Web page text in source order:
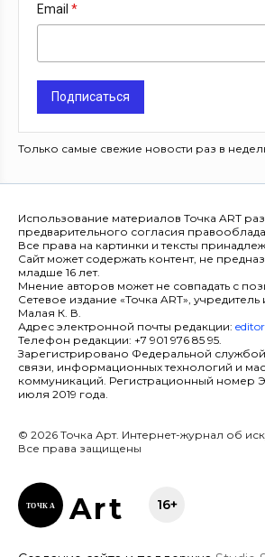
Email
Подписаться
Только самые свежие новости раз в
Использование материалов Точка ART
предварительного согласия
Все права на картинки и тексты
Сайт может содержать контент, не
младше 16 лет.
Мнение авторов может не совпадать с
Сетевое издание «Точка ART»,
Малая К. В.
Адрес электронной почты редакции:
Телефон редакции: +7 901 976 85 95.
Зарегистрировано Федеральной
связи, информационных технологий и
коммуникаций. Регистрационный номер
июля 2019 года.
© 2026 Точка Арт. Интернет-журнал об
Все права защищены
ТОЧК А Art 16+